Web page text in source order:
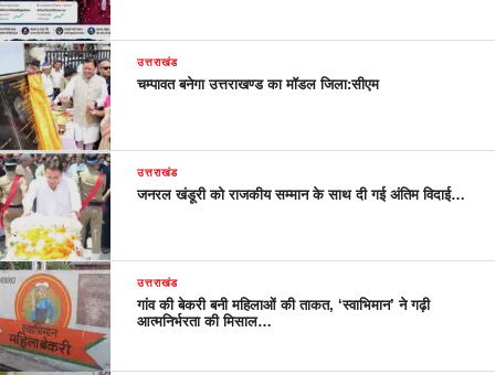
उत्तराखंड
चम्पावत बनेगा उत्तराखण्ड का मॉडल जिला:सीएम
उत्तराखंड
जनरल खंडूरी को राजकीय सम्मान के साथ दी गई अंतिम विदाई…
उत्तराखंड
गांव की बेकरी बनी महिलाओं की ताकत, ‘स्वाभिमान’ ने गढ़ी
आत्मनिर्भरता की मिसाल…